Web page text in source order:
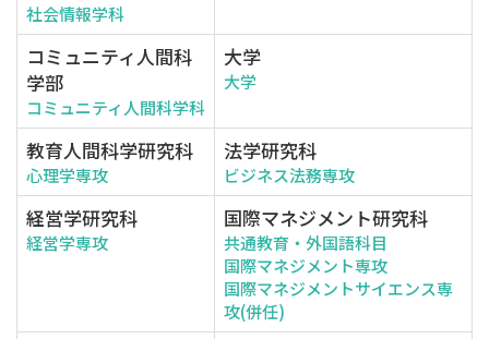
社会情報学科
コミュニティ人間科
学部
コミュニティ人間科学科
大学
大学
教育人間科学研究科
心理学専攻
法学研究科
ビジネス法務専攻
経営学研究科
経営学専攻
国際マネジメント研究科
共通教育・外国語科目
国際マネジメント専攻
国際マネジメントサイエンス専
攻(併任)